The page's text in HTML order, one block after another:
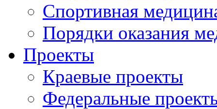
Спортивная
Порядки оказания
Проекты
Краевые проекты
Федеральные